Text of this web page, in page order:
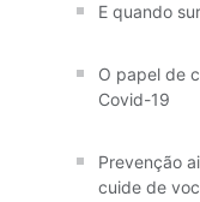
E quando
O papel de
Covid-19
Prevenção
cuide de